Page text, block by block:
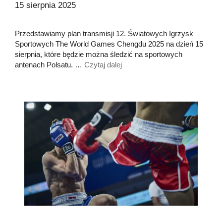
15 sierpnia 2025
Przedstawiamy plan transmisji 12. Światowych Igrzysk
Sportowych The World Games Chengdu 2025 na dzień 15
sierpnia, które będzie można śledzić na sportowych
antenach Polsatu. … Czytaj dalej